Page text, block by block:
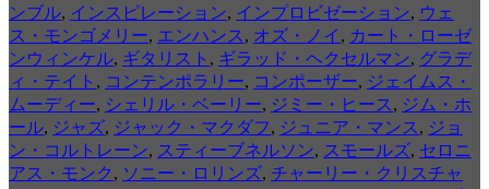
ンブル, インスピレーション, インプロビゼーション, ウェ
ス・モンゴメリー, エンハンス , オズ・ノイ , カート・ローゼ
ンウィンケル, ギタリスト , ギラッド・ヘクセルマン, グラデ
ィ・テイト , コンテンポラリー, コンポーザー, ジェイムス・
ムーディー, シェリル・ベーリー, ジミー・ヒース , ジム・ホ
ール, ジャズ, ジャック・マクダフ, ジュニア・マンス , ジョ
ン・コルトレーン, スティーブネルソン, スモールズ, セロニ
アス・モンク , ソニー・ロリンズ, チャーリー・クリスチャ